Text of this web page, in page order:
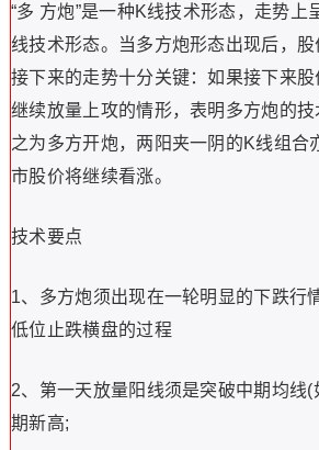
“多 方炮”是一种K线技术形态，走势上
线技术形态。当多方炮形态出现后，
接下来的走势十分关键：如果接下来
继续放量上攻的情形，表明多方炮的
之为多方开炮，两阳夹一阴的K线组合
市股价将继续看涨。
技术要点
1、多方炮须出现在一轮明显的下跌行
低位止跌横盘的过程
2、第一天放量阳线须是突破中期均线
期新高;